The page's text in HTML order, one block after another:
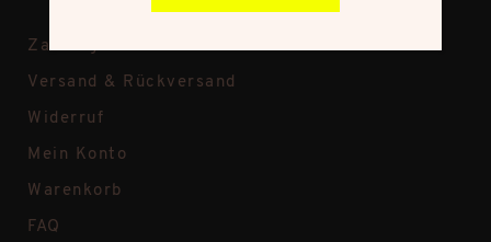
Zahlungsweisen
Versand & Rückversand
Widerruf
Mein Konto
Warenkorb
FAQ